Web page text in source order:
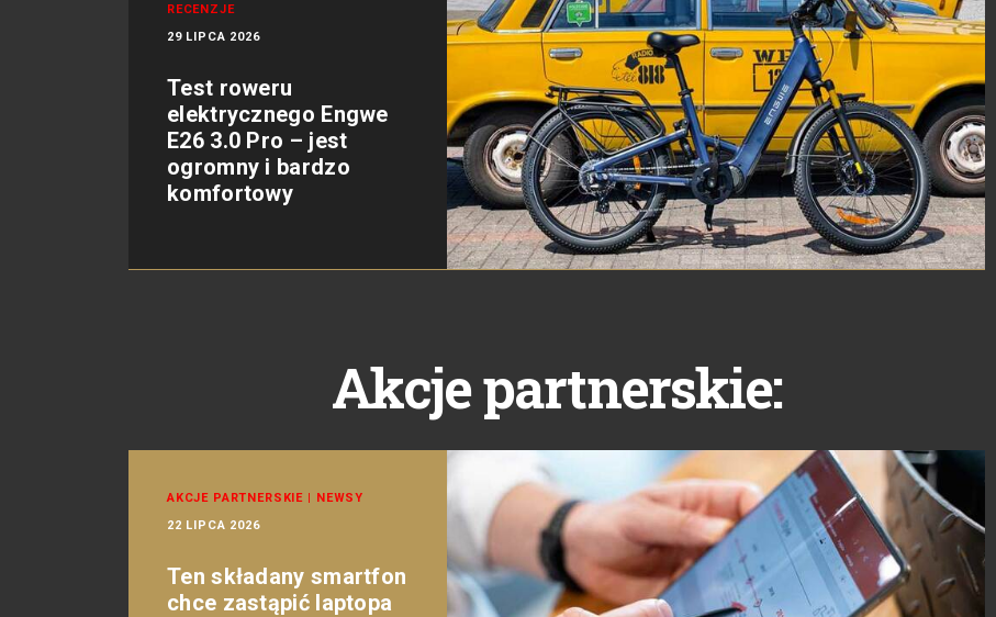
RECENZJE
29 LIPCA 2026
Test roweru
elektrycznego Engwe
E26 3.0 Pro – jest
ogromny i bardzo
komfortowy
Akcje partnerskie:
AKCJE PARTNERSKIE | NEWSY
22 LIPCA 2026
Ten składany smartfon
chce zastąpić laptopa